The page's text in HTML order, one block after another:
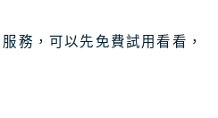
服務，可以先免費試用看看，